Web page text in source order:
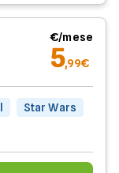
€/mese
5,99€
Star Wars